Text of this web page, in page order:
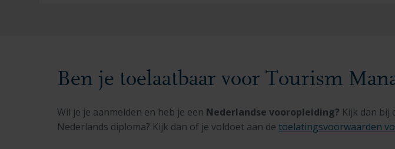
Ben je toelaatbaar voor Tourism
Wil je je aanmelden en heb je een Nederlandse vooropleiding? Kijk dan bij
Nederlands diploma? Kijk dan of je voldoet aan de toelatingsvoorwaarden